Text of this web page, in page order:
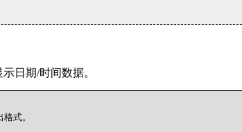
日期/时间数据。
式。